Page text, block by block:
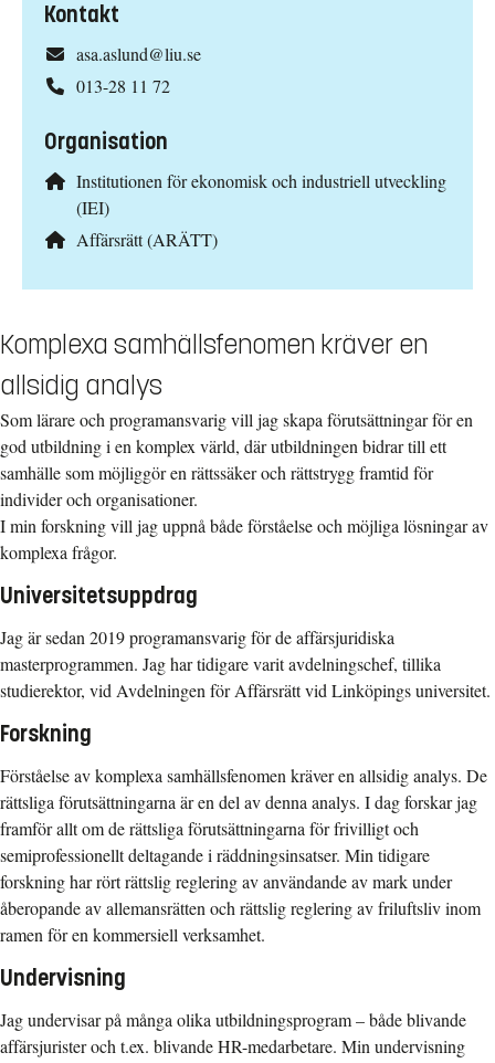
Kontakt
asa.aslund@liu.se
013-28 11 72
Organisation
Institutionen för ekonomisk och industriell utveckling
(IEI)
Affärsrätt (ARÄTT)
Komplexa samhällsfenomen kräver en
allsidig analys
Som lärare och programansvarig vill jag skapa förutsättningar för en
god utbildning i en komplex värld, där utbildningen bidrar till ett
samhälle som möjliggör en rättssäker och rättstrygg framtid för
individer och organisationer.
I min forskning vill jag uppnå både förståelse och möjliga lösningar av
komplexa frågor.
Universitetsuppdrag
Jag är sedan 2019 programansvarig för de affärsjuridiska
masterprogrammen. Jag har tidigare varit avdelningschef, tillika
studierektor, vid Avdelningen för Affärsrätt vid Linköpings universitet.
Forskning
Förståelse av komplexa samhällsfenomen kräver en allsidig analys. De
rättsliga förutsättningarna är en del av denna analys. I dag forskar jag
framför allt om de rättsliga förutsättningarna för frivilligt och
semiprofessionellt deltagande i räddningsinsatser. Min tidigare
forskning har rört rättslig reglering av användande av mark under
åberopande av allemansrätten och rättslig reglering av friluftsliv inom
ramen för en kommersiell verksamhet.
Undervisning
Jag undervisar på många olika utbildningsprogram – både blivande
affärsjurister och t.ex. blivande HR-medarbetare. Min undervisning